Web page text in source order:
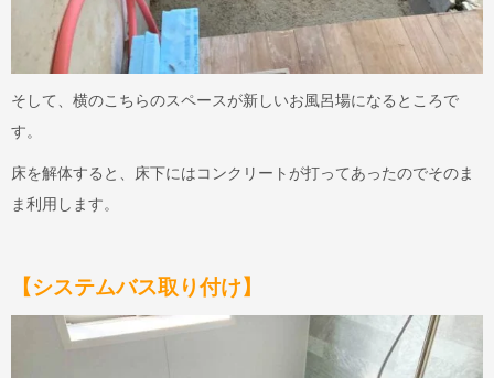
そして、横のこちらのスペースが新しいお風呂場になるところで
す。
床を解体すると、床下にはコンクリートが打ってあったのでそのま
ま利用します。
【システムバス取り付け】